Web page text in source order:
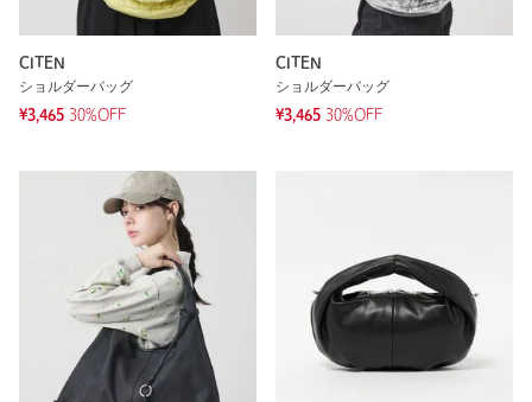
CITEN
ショルダーバッグ
¥3,465 30%OFF
CITEN
ショルダーバッグ
¥3,465 30%OFF